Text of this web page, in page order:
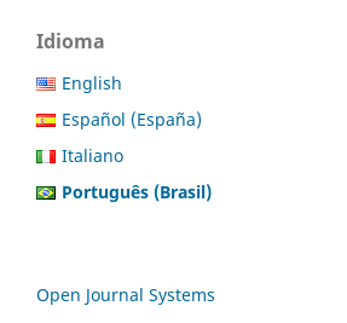
Idioma
English
Español (España)
Italiano
Português (Brasil)
Open Journal Systems